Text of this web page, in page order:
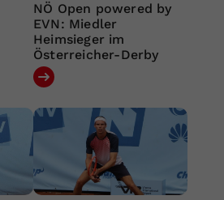
NÖ Open powered by
EVN: Miedler
Heimsieger im
Österreicher-Derby